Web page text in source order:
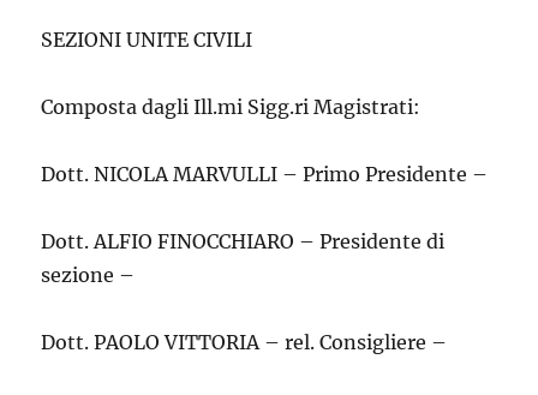
SEZIONI UNITE CIVILI
Composta dagli Ill.mi Sigg.ri Magistrati:
Dott. NICOLA MARVULLI – Primo Presidente –
Dott. ALFIO FINOCCHIARO – Presidente di
sezione –
Dott. PAOLO VITTORIA – rel. Consigliere –